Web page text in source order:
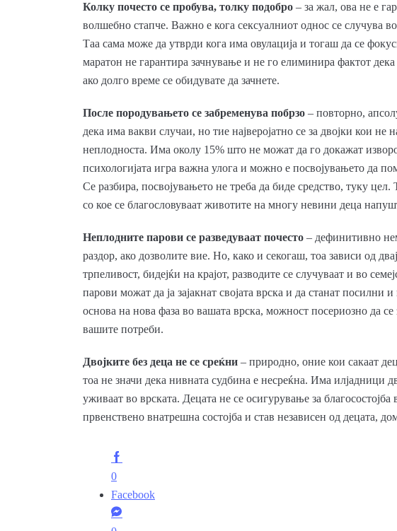
Колку почесто се пробува, толку подобро – за жал, ова не е
волшебно стапче. Важно е кога сексуалниот однос се случува
Таа сама може да утврди кога има овулација и тогаш да се
маратон не гарантира зачнување и не го елиминира фактот
ако долго време се обидувате да зачнете.
После породувањето се забременува побрзо – повторно,
дека има вакви случаи, но тие најверојатно се за двојки кои
неплодноста. Има околу 15% што не можат да го докажат
психологијата игра важна улога и можно е посвојувањето да
Се разбира, посвојувањето не треба да биде средство, туку
со кое се благословуваат животите на многу невини деца
Неплодните парови се разведуваат почесто – дефинитивно
раздор, ако дозволите вие. Но, како и секогаш, тоа зависи од
трпеливост, бидејќи на крајот, разводите се случуваат и во
парови можат да ја зајакнат својата врска и да станат
основа на нова фаза во вашата врска, можност посериозно да
вашите потреби.
Двојките без деца не се среќни – природно, оние кои сакаат
тоа не значи дека нивната судбина е несреќна. Има илјадници
уживаат во врската. Децата не се осигурување за
првенствено внатрешна состојба и став независен од децата,
0
Facebook